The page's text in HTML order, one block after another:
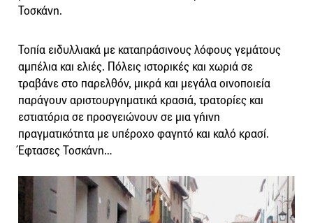
Τοσκάνη.
Τοπία ειδυλλιακά με καταπράσινους λόφους γεμάτους
αμπέλια και ελιές. Πόλεις ιστορικές και χωριά σε
τραβάνε στο παρελθόν, μικρά και μεγάλα οινοποιεία
παράγουν αριστουργηματικά κρασιά, τρατορίες και
εστιατόρια σε προσγειώνουν σε μια γήινη
πραγματικότητα με υπέροχο φαγητό και καλό κρασί.
Έφτασες Τοσκάνη…